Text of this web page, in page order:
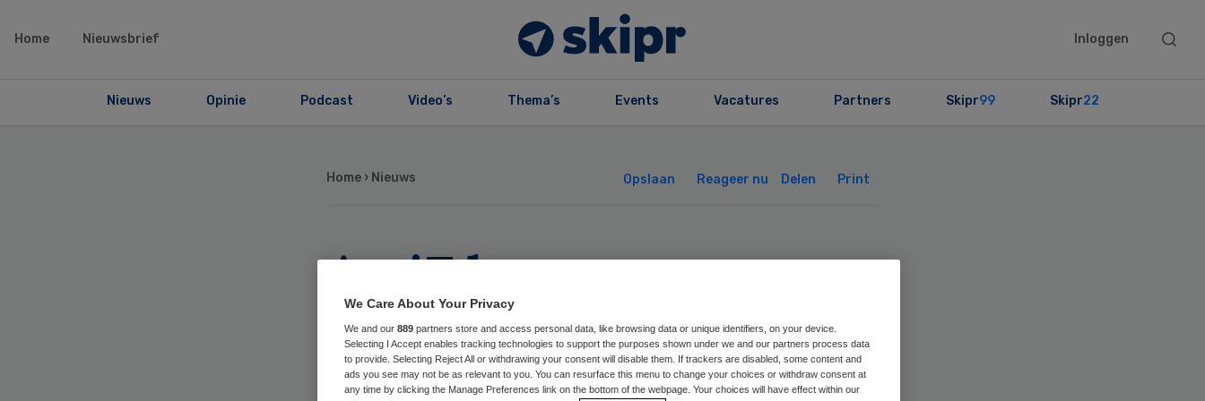
Home Nieuwsbrief Inloggen
Search
Nieuws Opinie Podcast Video’s Thema’s Events Vacatures Partners Skipr99 Skipr22
Home › Nieuws Opslaan Reageer nu Delen Print
ActiZ benoemt twee
nieuwe bestuursleden
We Care About Your Privacy
We and our 889 partners store and access personal data, like browsing data or unique identifiers, on your device.
Selecting I Accept enables tracking technologies to support the purposes shown under we and our partners process data
to provide. Selecting Reject All or withdrawing your consent will disable them. If trackers are disabled, some content and
ads you see may not be as relevant to you. You can resurface this menu to change your choices or withdraw consent at
any time by clicking the Manage Preferences link on the bottom of the webpage. Your choices will have effect within our